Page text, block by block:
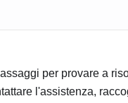
per provare a
l'assistenza,